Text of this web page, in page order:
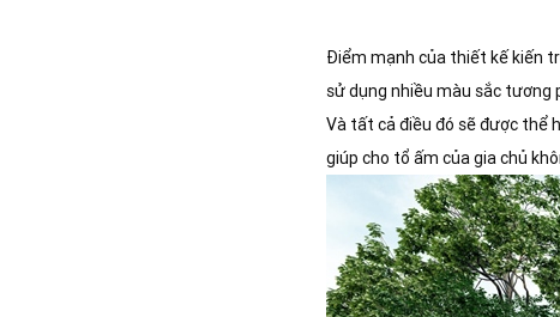
Điểm mạnh của thiết kế kiến
sử dụng nhiều màu sắc tương
Và tất cả điều đó sẽ được thể
giúp cho tổ ấm của gia chủ